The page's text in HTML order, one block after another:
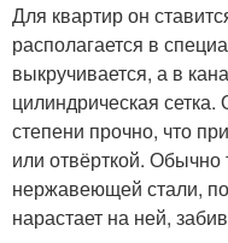
Для квартир он
располагается в
выкручивается, а в
цилиндрическая
степени прочно, что
или отвёрткой. Обычно
нержавеющей стали,
нарастает на ней,